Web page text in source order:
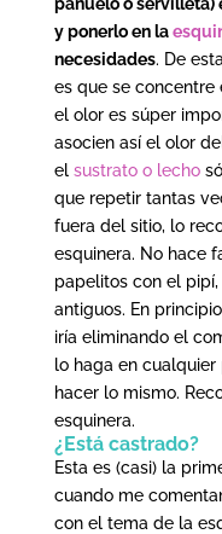
y ponerlo en la
necesidades. De
es que se
el olor es súper
asocien así el olor
el sustrato o lecho
que repetir tantas
fuera del sitio, lo
esquinera. No hace
papelitos con el
antiguos. En
iría eliminando el
lo haga en
hacer lo mismo.
esquinera.
¿Está castrado?
Esta es (casi) la
cuando me
con el tema de la